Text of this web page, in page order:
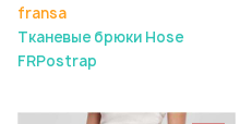
fransa
Тканевые брюки Hose
FRPostrap